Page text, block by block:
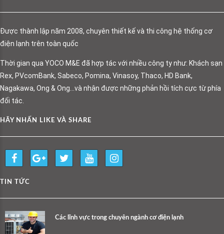
Được thành lập năm 2008, chuyên thiết kế và thi công hệ thống cơ
điện lạnh trên toàn quốc
Thời gian qua YOCO M&E đã hợp tác với nhiều công ty như: Khách sạn
Rex, PVcomBank, Sabeco, Pomina, Vinasoy, Thaco, HD Bank,
Nagakawa, Ong & Ong…và nhận được những phản hồi tích cực từ phía
đối tác.
HÃY NHẤN LIKE VÀ SHARE
TIN TỨC
Các lĩnh vực trong chuyên ngành cơ điện lạnh